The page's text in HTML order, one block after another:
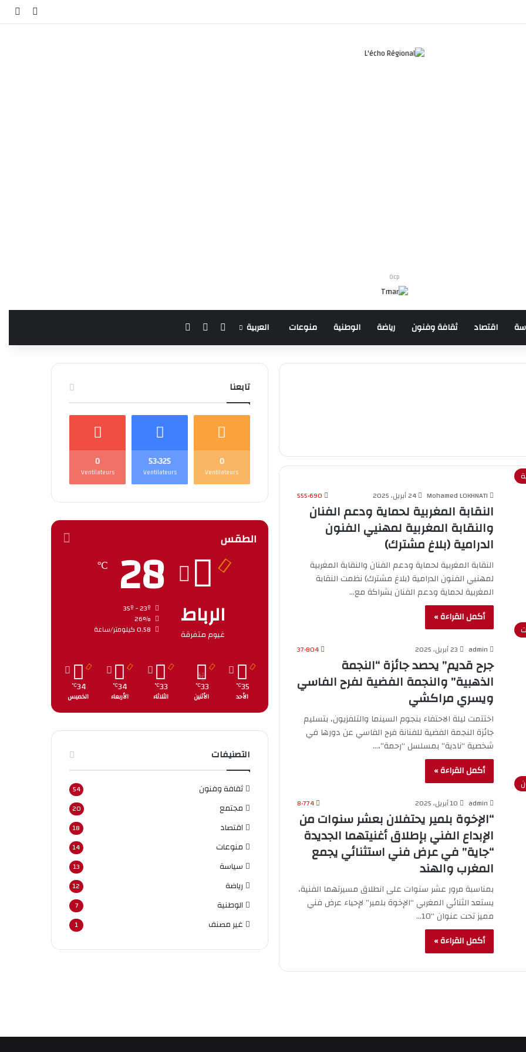
مقال
Ocp
اقتصاد ثقافة وفنون رياضة الوطنية منوعات العربية فيسبوك
يوتيوب
Mohamed LOKHNATI 24 أبريل، 2025 555٬690
النقابة المغربية لحماية ودعم الفنان
والنقابة المغربية لمهنيي الفنون
الدرامية (بلاغ مشترك)
النقابة المغربية لحماية ودعم الفنان والنقابة المغربية
لمهنيي الفنون الدرامية (بلاغ مشترك) نظمت النقابة
المغربية لحماية ودعم الفنان بشراكة مع…
أكمل القراءة »
admin 23 أبريل، 2025 37٬804
جرح قديم” يحصد جائزة “النجمة
الذهبية” والنجمة الفضية لفرح الفاسي
ويسري مراكشي
اختتمت ليلة الاحتفاء بنجوم السينما والتلفزيون، بتسليم
جائزة النجمة الفضية للفنانة فرح الفاسي عن دورها في
شخصية “نادية” بمسلسل “رحمة”،…
أكمل القراءة »
admin 10 أبريل، 2025 8٬774
“الإخوة بلمير يحتفلان بعشر سنوات من
الإبداع الفني بإطلاق أغنيتهما الجديدة
“جاية” في عرض فني استثنائي يجمع
المغرب والهند
بمناسبة مرور عشر سنوات على انطلاق مسيرتهما الفنية،
يستعد الثنائي المغربي “الإخوة بلمير” لإحياء عرض فني
مميز تحت عنوان “10…
أكمل القراءة »
تابعنا
0
Ventilateurs
53٬325
Ventilateurs
0
Ventilateurs
الطقس
الرباط
غيوم متفرقة
28
℃
26%
0.58 كيلومتر/ساعة
35
℃
الأحد
33
℃
الأثنين
33
℃
الثلاثاء
34
℃
الأربعاء
34
℃
الخميس
التصنيفات
ثقافة وفنون 54
مجتمع 20
اقتصاد 18
منوعات 14
سياسة 13
رياضة 12
الوطنية 7
غير مصنف 1